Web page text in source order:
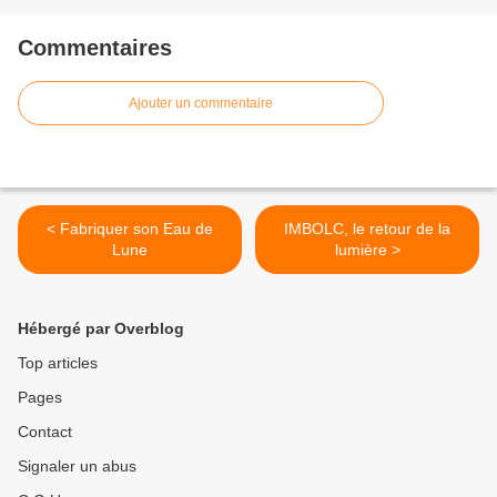
Commentaires
Ajouter un commentaire
< Fabriquer son Eau de
Lune
IMBOLC, le retour de la
lumière >
Hébergé par Overblog
Top articles
Pages
Contact
Signaler un abus